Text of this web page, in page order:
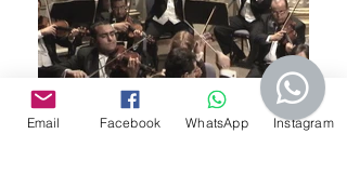
Email Facebook WhatsApp Instagram